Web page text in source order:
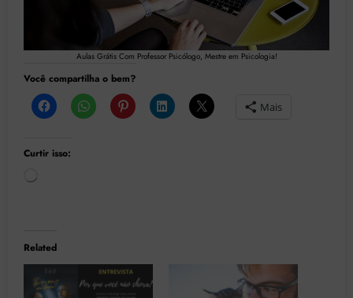
Aulas Grátis Com Professor Psicólogo, Mestre em Psicologia!
Você compartilha o bem?
Mais
Curtir isso:
Related